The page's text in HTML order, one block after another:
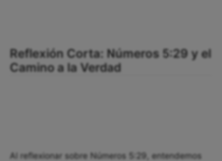
Reflexión Corta: Números 5:29 y el
Camino a la Verdad
Al reflexionar sobre Números 5:29, entendemos